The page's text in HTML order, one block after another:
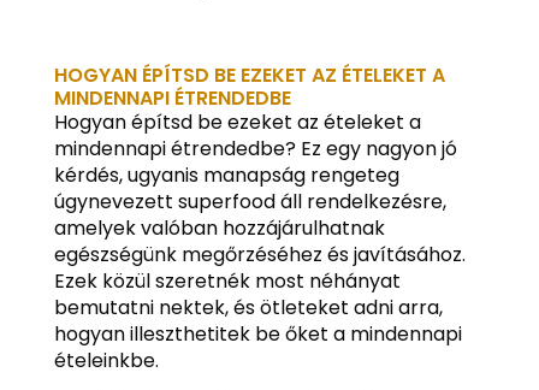
HOGYAN ÉPÍTSD BE EZEKET AZ ÉTELEKET A
MINDENNAPI ÉTRENDEDBE
Hogyan építsd be ezeket az ételeket a
mindennapi étrendedbe? Ez egy nagyon jó
kérdés, ugyanis manapság rengeteg
úgynevezett superfood áll rendelkezésre,
amelyek valóban hozzájárulhatnak
egészségünk megőrzéséhez és javításához.
Ezek közül szeretnék most néhányat
bemutatni nektek, és ötleteket adni arra,
hogyan illeszthetitek be őket a mindennapi
ételeinkbe.